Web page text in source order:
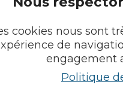
cookies nous sont
de
engagement
Politique